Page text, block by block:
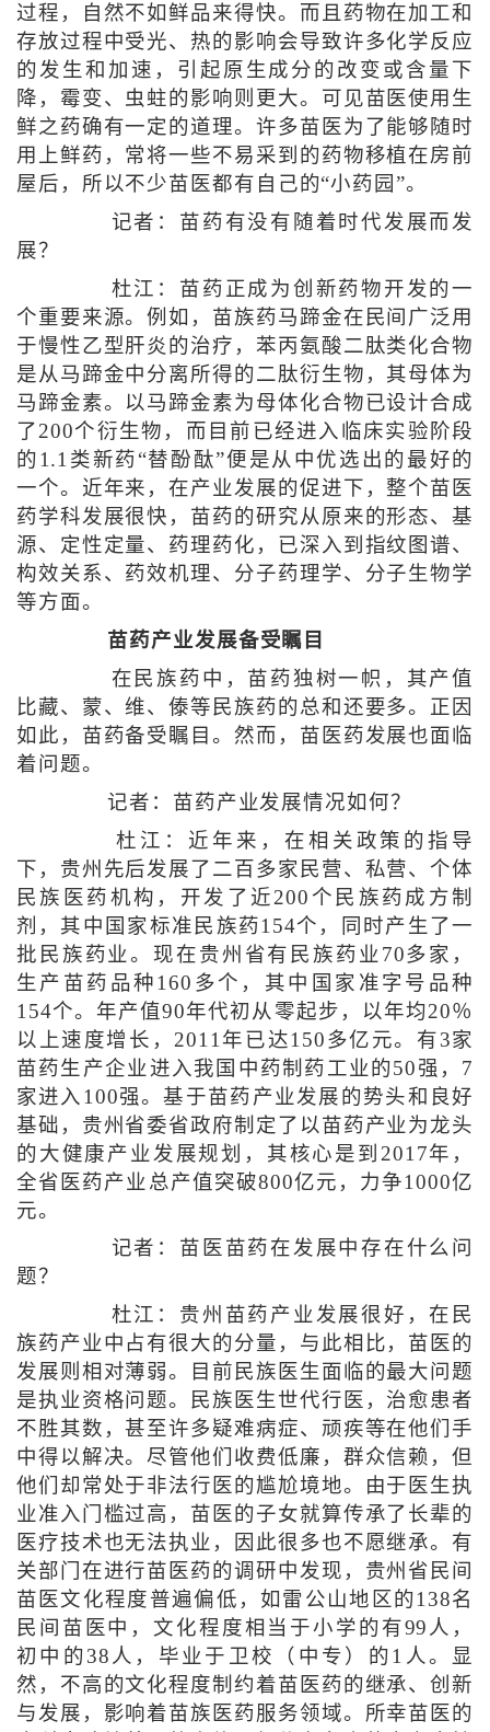
过程，自然不如鲜品来得快。而且药物在加工和
存放过程中受光、热的影响会导致许多化学反应
的发生和加速，引起原生成分的改变或含量下
降，霉变、虫蛀的影响则更大。可见苗医使用生
鲜之药确有一定的道理。许多苗医为了能够随时
用上鲜药，常将一些不易采到的药物移植在房前
屋后，所以不少苗医都有自己的“小药园”。
记者：苗药有没有随着时代发展而发
展？
杜江：苗药正成为创新药物开发的一
个重要来源。例如，苗族药马蹄金在民间广泛用
于慢性乙型肝炎的治疗，苯丙氨酸二肽类化合物
是从马蹄金中分离所得的二肽衍生物，其母体为
马蹄金素。以马蹄金素为母体化合物已设计合成
了200个衍生物，而目前已经进入临床实验阶段
的1.1类新药“替酚酞”便是从中优选出的最好的
一个。近年来，在产业发展的促进下，整个苗医
药学科发展很快，苗药的研究从原来的形态、基
源、定性定量、药理药化，已深入到指纹图谱、
构效关系、药效机理、分子药理学、分子生物学
等方面。
苗药产业发展备受瞩目
在民族药中，苗药独树一帜，其产值
比藏、蒙、维、傣等民族药的总和还要多。正因
如此，苗药备受瞩目。然而，苗医药发展也面临
着问题。
记者：苗药产业发展情况如何？
杜江：近年来，在相关政策的指导
下，贵州先后发展了二百多家民营、私营、个体
民族医药机构，开发了近200个民族药成方制
剂，其中国家标准民族药154个，同时产生了一
批民族药业。现在贵州省有民族药业70多家，
生产苗药品种160多个，其中国家准字号品种
154个。年产值90年代初从零起步，以年均20％
以上速度增长，2011年已达150多亿元。有3家
苗药生产企业进入我国中药制药工业的50强，7
家进入100强。基于苗药产业发展的势头和良好
基础，贵州省委省政府制定了以苗药产业为龙头
的大健康产业发展规划，其核心是到2017年，
全省医药产业总产值突破800亿元，力争1000亿
元。
记者：苗医苗药在发展中存在什么问
题？
杜江：贵州苗药产业发展很好，在民
族药产业中占有很大的分量，与此相比，苗医的
发展则相对薄弱。目前民族医生面临的最大问题
是执业资格问题。民族医生世代行医，治愈患者
不胜其数，甚至许多疑难病症、顽疾等在他们手
中得以解决。尽管他们收费低廉，群众信赖，但
他们却常处于非法行医的尴尬境地。由于医生执
业准入门槛过高，苗医的子女就算传承了长辈的
医疗技术也无法执业，因此很多也不愿继承。有
关部门在进行苗医药的调研中发现，贵州省民间
苗医文化程度普遍偏低，如雷公山地区的138名
民间苗医中，文化程度相当于小学的有99人，
初中的38人，毕业于卫校（中专）的1人。显
然，不高的文化程度制约着苗医药的继承、创新
与发展，影响着苗族医药服务领域。所幸苗医的